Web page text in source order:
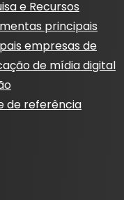
e Recursos
principais
empresas de
de mídia digital
de referência